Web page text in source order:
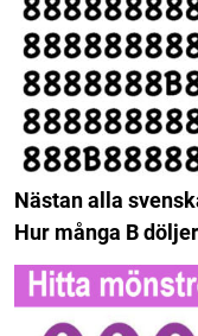
Nästan alla
Hur många B